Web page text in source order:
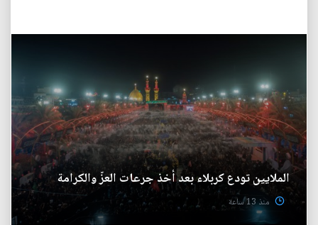
الملايين تودع كربلاء بعد أخذ جرعات العزّ والكرامة
منذ 13 ساعة